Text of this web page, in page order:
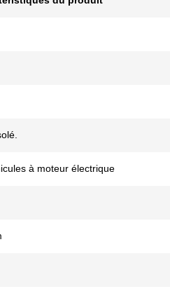
à moteur électrique